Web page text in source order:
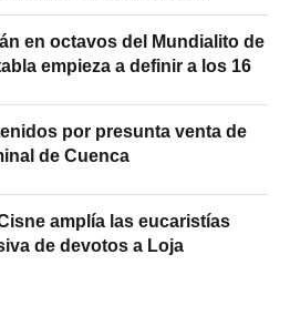
en octavos del Mundialito de
empieza a definir a los 16
por presunta venta de
de Cuenca
amplía las eucaristías
de devotos a Loja